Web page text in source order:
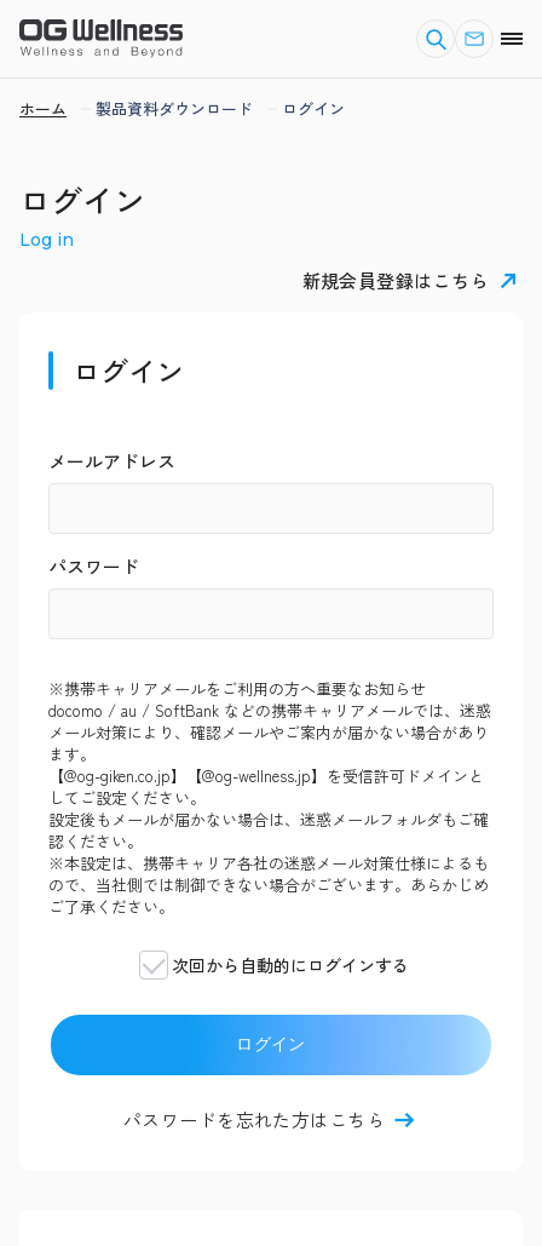
ホーム 製品資料ダウンロード ログイン
ログイン
Log in
新規会員登録はこちら
ログイン
メールアドレス
パスワード
※携帯キャリアメールをご利用の方へ重要なお知らせ
docomo / au / SoftBank などの携帯キャリアメールでは、迷惑
メール対策により、確認メールやご案内が届かない場合があり
ます。
【@og-giken.co.jp】【@og-wellness.jp】を受信許可ドメインと
してご設定ください。
設定後もメールが届かない場合は、迷惑メールフォルダもご確
認ください。
※本設定は、携帯キャリア各社の迷惑メール対策仕様によるも
ので、当社側では制御できない場合がございます。あらかじめ
ご了承ください。
次回から自動的にログインする
ログイン
パスワードを忘れた方はこちら